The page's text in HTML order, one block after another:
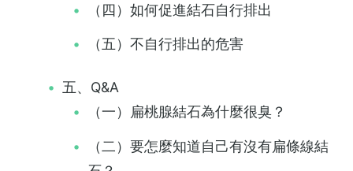
（四）如何促進結石自行排出
（五）不自行排出的危害
五、Q&A
（一）扁桃腺結石為什麼很臭？
（二）要怎麼知道自己有沒有扁條線結